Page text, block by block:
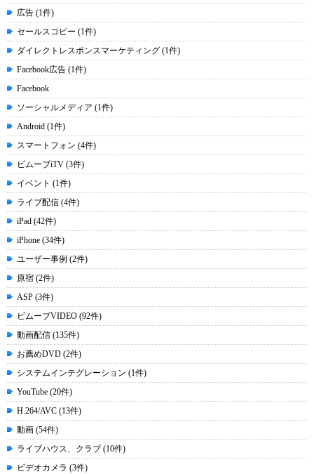
広告 (1件)
セールスコピー (1件)
ダイレクトレスポンスマーケティング (1件)
Facebook広告 (1件)
Facebook
ソーシャルメディア (1件)
Android (1件)
スマートフォン (4件)
ビムーブiTV (3件)
イベント (1件)
ライブ配信 (4件)
iPad (42件)
iPhone (34件)
ユーザー事例 (2件)
原宿 (2件)
ASP (3件)
ビムーブVIDEO (92件)
動画配信 (135件)
お薦めDVD (2件)
システムインテグレーション (1件)
YouTube (20件)
H.264/AVC (13件)
動画 (54件)
ライブハウス、クラブ (10件)
ビデオカメラ (3件)